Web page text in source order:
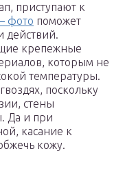
приступают к
фото поможет
действий.
крепежные
которым не
температуры.
поскольку
стены
Да и при
касание к
кожу.